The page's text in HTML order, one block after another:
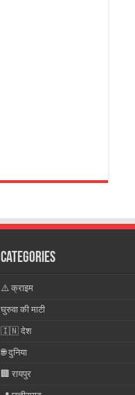
Categories
⚠️ क्राइम
घुरुवा की माटी
🇮🇳 देश
🌐 दुनिया
🏢 रायपुर